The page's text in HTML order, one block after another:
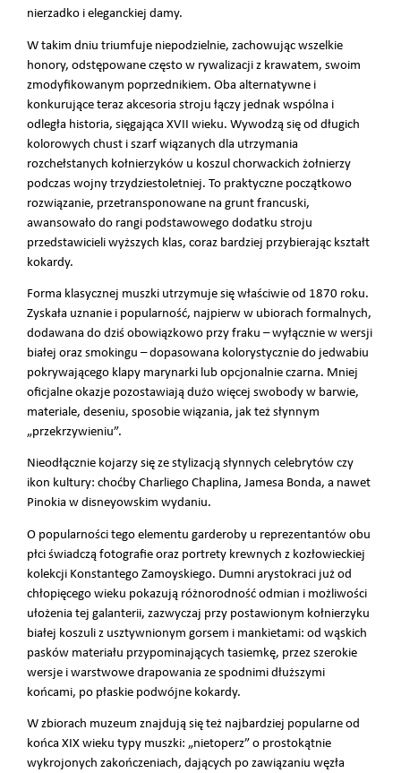
nierzadko i eleganckiej damy.
W takim dniu triumfuje niepodzielnie, zachowując wszelkie
honory, odstępowane często w rywalizacji z krawatem, swoim
zmodyfikowanym poprzednikiem. Oba alternatywne i
konkurujące teraz akcesoria stroju łączy jednak wspólna i
odległa historia, sięgająca XVII wieku. Wywodzą się od długich
kolorowych chust i szarf wiązanych dla utrzymania
rozchełstanych kołnierzyków u koszul chorwackich żołnierzy
podczas wojny trzydziestoletniej. To praktyczne początkowo
rozwiązanie, przetransponowane na grunt francuski,
awansowało do rangi podstawowego dodatku stroju
przedstawicieli wyższych klas, coraz bardziej przybierając kształt
kokardy.
Forma klasycznej muszki utrzymuje się właściwie od 1870 roku.
Zyskała uznanie i popularność, najpierw w ubiorach formalnych,
dodawana do dziś obowiązkowo przy fraku – wyłącznie w wersji
białej oraz smokingu – dopasowana kolorystycznie do jedwabiu
pokrywającego klapy marynarki lub opcjonalnie czarna. Mniej
oficjalne okazje pozostawiają dużo więcej swobody w barwie,
materiale, deseniu, sposobie wiązania, jak też słynnym
„przekrzywieniu”.
Nieodłącznie kojarzy się ze stylizacją słynnych celebrytów czy
ikon kultury: choćby Charliego Chaplina, Jamesa Bonda, a nawet
Pinokia w disneyowskim wydaniu.
O popularności tego elementu garderoby u reprezentantów obu
płci świadczą fotografie oraz portrety krewnych z kozłowieckiej
kolekcji Konstantego Zamoyskiego. Dumni arystokraci już od
chłopięcego wieku pokazują różnorodność odmian i możliwości
ułożenia tej galanterii, zazwyczaj przy postawionym kołnierzyku
białej koszuli z usztywnionym gorsem i mankietami: od wąskich
pasków materiału przypominających tasiemkę, przez szerokie
wersje i warstwowe drapowania ze spodnimi dłuższymi
końcami, po płaskie podwójne kokardy.
W zbiorach muzeum znajdują się też najbardziej popularne od
końca XIX wieku typy muszki: „nietoperz” o prostokątnie
wykrojonych zakończeniach, dających po zawiązaniu węzła